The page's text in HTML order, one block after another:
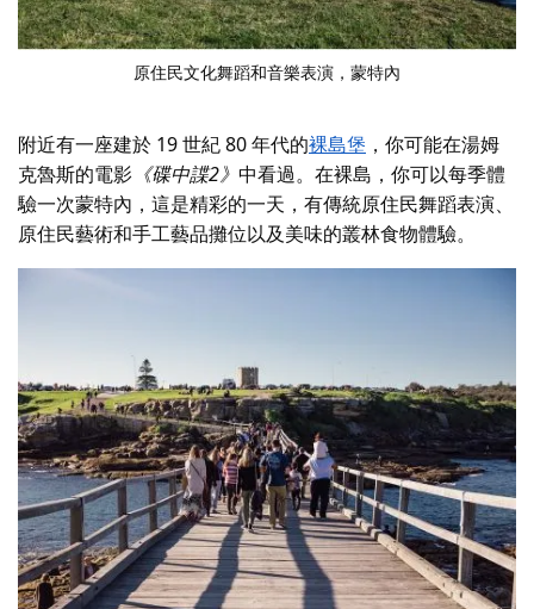
原住民文化舞蹈和音樂表演， 蒙特內
附近有一座建於 19 世紀 80 年代的裸島堡 ，你可能在湯姆
克魯斯的電影 《碟中諜2》 中看過。在裸島，你可以每季體
驗一次蒙特內 ，這是精彩的一天，有傳統原住民舞蹈表演、
原住民藝術和手工藝品攤位以及美味的叢林食物體驗。